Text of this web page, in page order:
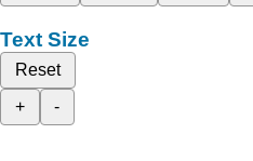
Text Size
Reset
+
-